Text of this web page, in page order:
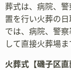
葬式は、病院、
置を行い火葬の
では、病院、警
して直接火葬場ま
火葬式【磯子区直